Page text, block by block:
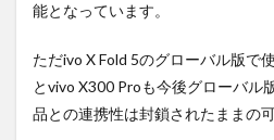
能となっています。
ただivo X Fold 5のグローバル版で
とvivo X300 Proも今後グローバル
品との連携性は封鎖されたままの